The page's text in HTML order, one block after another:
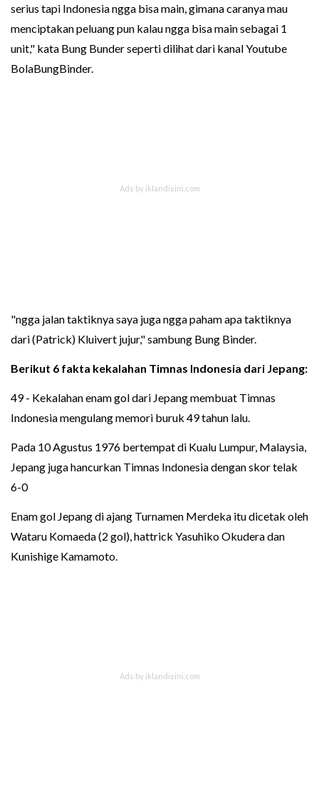
serius tapi Indonesia ngga bisa main, gimana caranya mau
menciptakan peluang pun kalau ngga bisa main sebagai 1
unit," kata Bung Bunder seperti dilihat dari kanal Youtube
BolaBungBinder.
"ngga jalan taktiknya saya juga ngga paham apa taktiknya
dari (Patrick) Kluivert jujur," sambung Bung Binder.
Berikut 6 fakta kekalahan Timnas Indonesia dari Jepang:
49 - Kekalahan enam gol dari Jepang membuat Timnas
Indonesia mengulang memori buruk 49 tahun lalu.
Pada 10 Agustus 1976 bertempat di Kualu Lumpur, Malaysia,
Jepang juga hancurkan Timnas Indonesia dengan skor telak
6-0
Enam gol Jepang di ajang Turnamen Merdeka itu dicetak oleh
Wataru Komaeda (2 gol), hattrick Yasuhiko Okudera dan
Kunishige Kamamoto.